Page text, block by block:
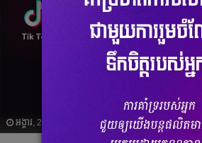
អង្គារ, 27 កក្កដា 2021 07:37